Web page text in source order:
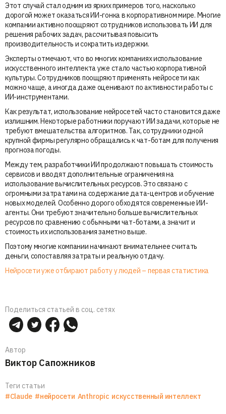
Этот случай стал одним из ярких примеров того, насколько
дорогой может оказаться ИИ-гонка в корпоративном мире. Многие
компании активно поощряют сотрудников использовать ИИ для
решения рабочих задач, рассчитывая повысить
производительность и сократить издержки.
Эксперты отмечают, что во многих компаниях использование
искусственного интеллекта уже стало частью корпоративной
культуры. Сотрудников поощряют применять нейросети как
можно чаще, а иногда даже оценивают по активности работы с
ИИ-инструментами.
Как результат, использование нейросетей часто становится даже
излишним. Некоторые работники поручают ИИ задачи, которые не
требуют вмешательства алгоритмов. Так, сотрудники одной
крупной фирмы регулярно обращались к чат-ботам для получения
прогноза погоды.
Между тем, разработчики ИИ продолжают повышать стоимость
сервисов и вводят дополнительные ограничения на
использование вычислительных ресурсов. Это связано с
огромными затратами на содержание дата-центров и обучение
новых моделей. Особенно дорого обходятся современные ИИ-
агенты. Они требуют значительно больше вычислительных
ресурсов по сравнению с обычными чат-ботами, а значит и
стоимость их использования заметно выше.
Поэтому многие компании начинают внимательнее считать
деньги, сопоставляя затраты и реальную отдачу.
Нейросети уже отбирают работу у людей – первая статистика
Поделиться статьей в соц. сетях
Автор
Виктор Сапожников
Теги статьи
#Claude #нейросети Anthropic искусственный интеллект